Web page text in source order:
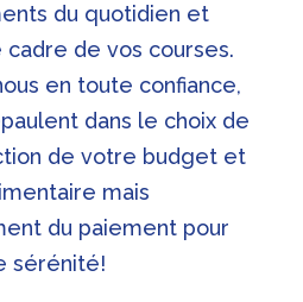
du quotidien et
de vos courses.
en toute confiance,
dans le choix de
de votre budget et
mais
du paiement pour
sérénité!